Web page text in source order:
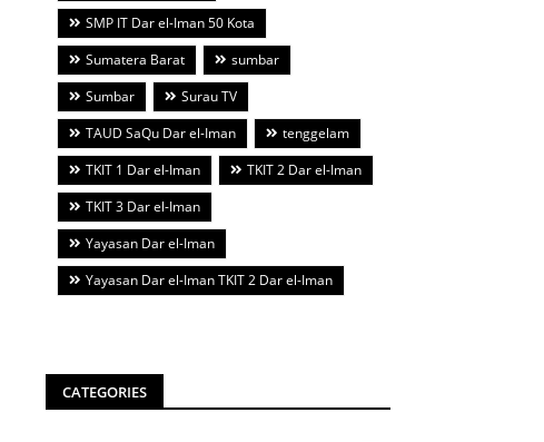
SMP IT Dar el-Iman 50 Kota
Sumatera Barat
sumbar
Sumbar
Surau TV
TAUD SaQu Dar el-Iman
tenggelam
TKIT 1 Dar el-Iman
TKIT 2 Dar el-Iman
TKIT 3 Dar el-Iman
Yayasan Dar el-Iman
Yayasan Dar el-Iman TKIT 2 Dar el-Iman
CATEGORIES